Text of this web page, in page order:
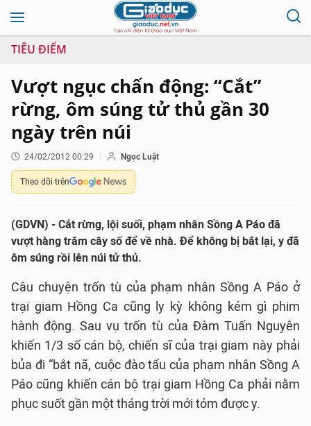
TIÊU ĐIỂM
Vượt ngục chấn động: “Cắt”
rừng, ôm súng tử thủ gần 30
ngày trên núi
24/02/2012 00:29 Ngọc Luật
Theo dõi trên
(GDVN) - Cắt rừng, lội suối, phạm nhân Sồng A Páo đã
vượt hàng trăm cây số để về nhà. Để không bị bắt lại, y đã
ôm súng rồi lên núi tử thủ.
Câu chuyện trốn tù của phạm nhân Sồng A Páo ở
trại giam Hồng Ca cũng ly kỳ không kém gì phim
hành động. Sau vụ trốn tù của Đàm Tuấn Nguyên
khiến 1/3 số cán bộ, chiến sĩ của trại giam này phải
bủa đi “bắt nã, cuộc đào tẩu của phạm nhân Sồng A
Páo cũng khiến cán bộ trại giam Hồng Ca phải nằm
phục suốt gần một tháng trời mới tóm được y.